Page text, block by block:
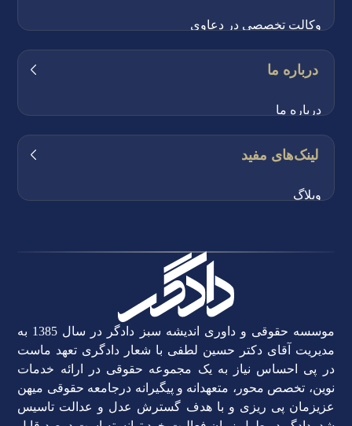
شماره تماس:
ساعات کاری:
وکالت تخصصی در دعاوی
تهیه و تنظیم تخصصی قراردادها
حل و فصل اختلافات و داوری
درباره ما
درباره ما
لینک‌های مفید
وبلاگ
حریم خصوصی
نمونه پرونده ها
سوالات متداول
موسسه حقوقی و داوری اندیشه سبز دادگر در سال 1385 به
مدیریت آقای دکتر حسین لطفی با شعار دادگری تعهد ماست
در پی احساس نیاز به یک مجموعه حقوقی در ارائه خدمات
نوین، تخصص محور، متعهدانه و پیگیرانه درجامعه حقوقی میهن
عزیزمان پی ریزی و با هدف گسترش عدل و عدالت تاسیس